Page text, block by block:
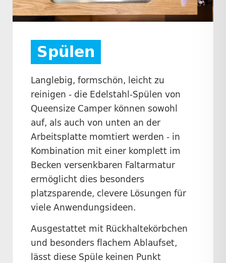
Spülen
Langlebig, formschön, leicht zu
reinigen - die Edelstahl-Spülen von
Queensize Camper können sowohl
auf, als auch von unten an der
Arbeitsplatte momtiert werden - in
Kombination mit einer komplett im
Becken versenkbaren Faltarmatur
ermöglicht dies besonders
platzsparende, clevere Lösungen für
viele Anwendungsideen.
Ausgestattet mit Rückhaltekörbchen
und besonders flachem Ablaufset,
lässt diese Spüle keinen Punkt